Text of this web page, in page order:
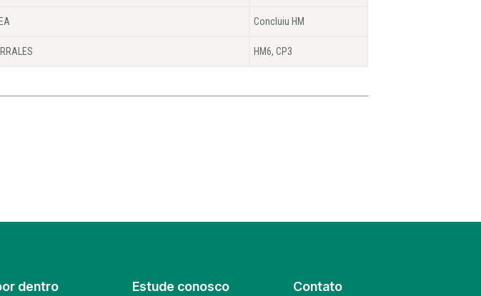
Concluiu HM
HM6, CP3
dentro Estude conosco Contato